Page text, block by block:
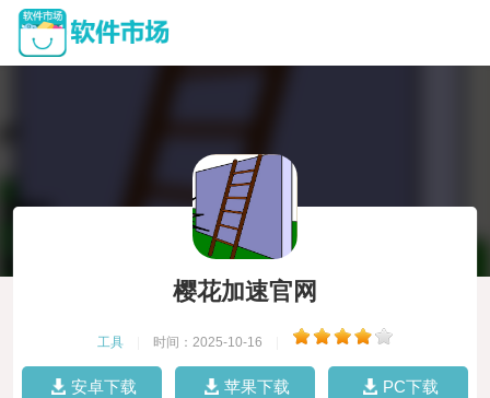
樱花加速官网
工具 时间：2025-10-16
安卓下载 苹果下载 PC下载